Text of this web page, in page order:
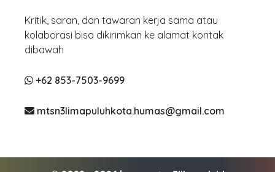
Kritik, saran, dan tawaran kerja sama atau
kolaborasi bisa dikirimkan ke alamat kontak
dibawah
+62 853-7503-9699
mtsn3limapuluhkota.humas@gmail.com